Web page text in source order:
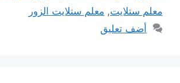
معلم ستلايت, معلم ستلايت الزور
أضف تعليق